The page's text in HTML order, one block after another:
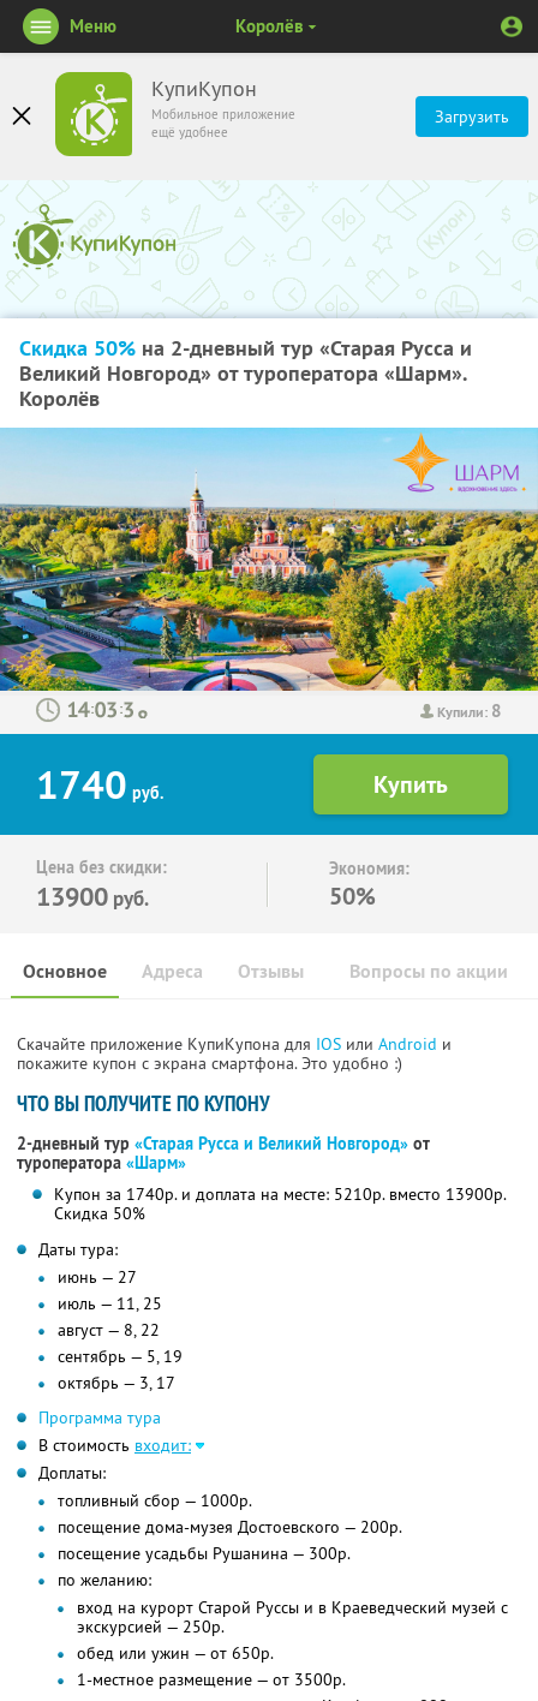
КупиКупон
Мобильное приложение
ещё удобнее
Загрузить
Меню Королёв
Скидка 50% на 2-дневный тур «Старая Русса и
Великий Новгород» от туроператора «Шарм».
Королёв
Купили: 8
: :
1740 руб.
Цена без скидки:
13900 руб.
Экономия:
50%
Основное Отзывы Вопросы по акции
Адреса
Скачайте приложение КупиКупона для IOS или Android и
покажите купон с экрана смартфона. Это удобно :)
ЧТО ВЫ ПОЛУЧИТЕ ПО КУПОНУ
2-дневный тур «Старая Русса и Великий Новгород» от
туроператора «Шарм»
Купон за 1740р. и доплата на месте: 5210р. вместо 13900р.
Скидка 50%
Даты тура:
июнь — 27
июль — 11, 25
август — 8, 22
сентябрь — 5, 19
октябрь — 3, 17
Программа тура
В стоимость входит:
Доплаты:
топливный сбор — 1000р.
посещение дома-музея Достоевского — 200р.
посещение усадьбы Рушанина — 300р.
по желанию:
вход на курорт Старой Руссы и в Краеведческий музей с
экскурсией — 250р.
обед или ужин — от 650р.
1-местное размещение — от 3500р.